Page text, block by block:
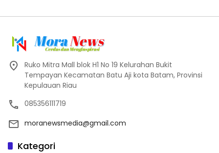
Ruko Mitra Mall blok H1 No 19 Kelurahan Bukit
Tempayan Kecamatan Batu Aji kota Batam, Provinsi
Kepulauan Riau
085356111719
moranewsmedia@gmail.com
Kategori